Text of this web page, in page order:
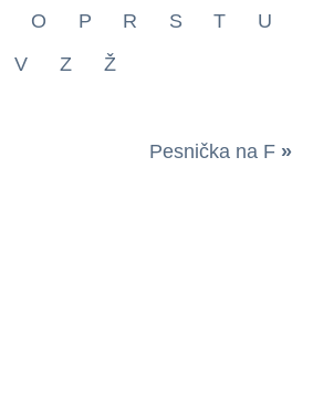
O P R S T
U
V
Z Ž
Pesnička na F »